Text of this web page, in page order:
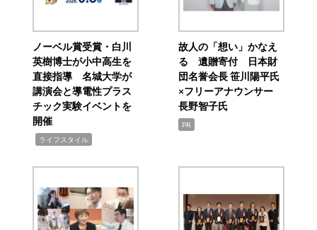
ノーベル賞受賞・白川
英樹博士が小中高生を
直接指導 名城大学が
講演会と導電性プラス
チック実験イベントを
開催
ライフスタイル
故人の「想い」かなえ
る 遺贈寄付 日本財
団名誉会長 笹川陽平氏
×フリーアナウンサー
長野智子氏
PR